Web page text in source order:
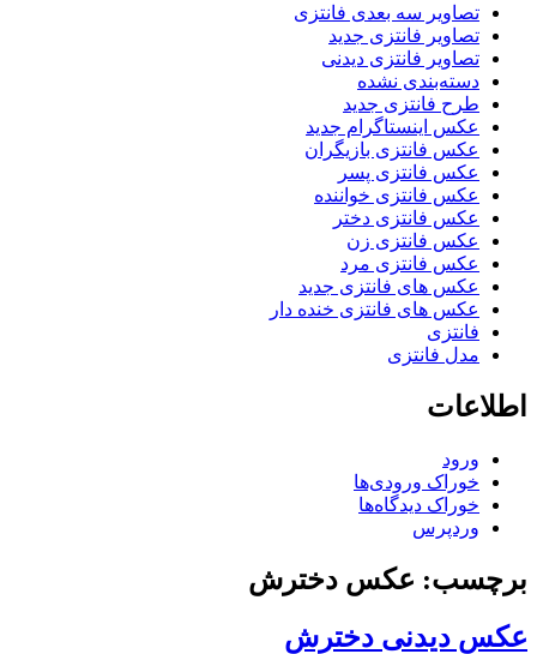
تصاویر سه بعدی فانتزی
تصاویر فانتزی جدید
تصاویر فانتزی دیدنی
دسته‌بندی نشده
طرح فانتزی جدید
عکس اینستاگرام جدید
عکس فانتزی بازیگران
عکس فانتزی پسر
عکس فانتزی خواننده
عکس فانتزی دختر
عکس فانتزی زن
عکس فانتزی مرد
عکس های فانتزی جدید
عکس های فانتزی خنده دار
فانتزی
مدل فانتزی
اطلاعات
ورود
خوراک ورودی‌ها
خوراک دیدگاه‌ها
وردپرس
برچسب: عکس دخترش
عکس دیدنی دخترش